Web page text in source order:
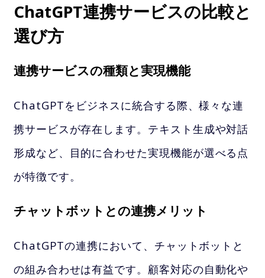
ChatGPT連携サービスの比較と
選び方
連携サービスの種類と実現機能
ChatGPTをビジネスに統合する際、様々な連
携サービスが存在します。テキスト生成や対話
形成など、目的に合わせた実現機能が選べる点
が特徴です。
チャットボットとの連携メリット
ChatGPTの連携において、チャットボットと
の組み合わせは有益です。顧客対応の自動化や